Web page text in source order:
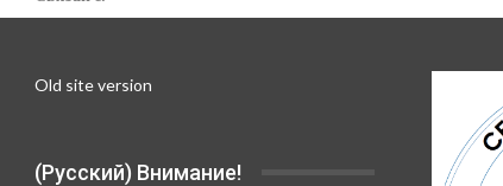
Old site version
(Русский) Внимание!